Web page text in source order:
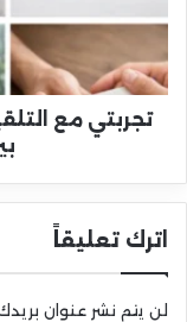
تجربتي مع
اترك تعليقاً
لن يتم نشر عنوان بريدك